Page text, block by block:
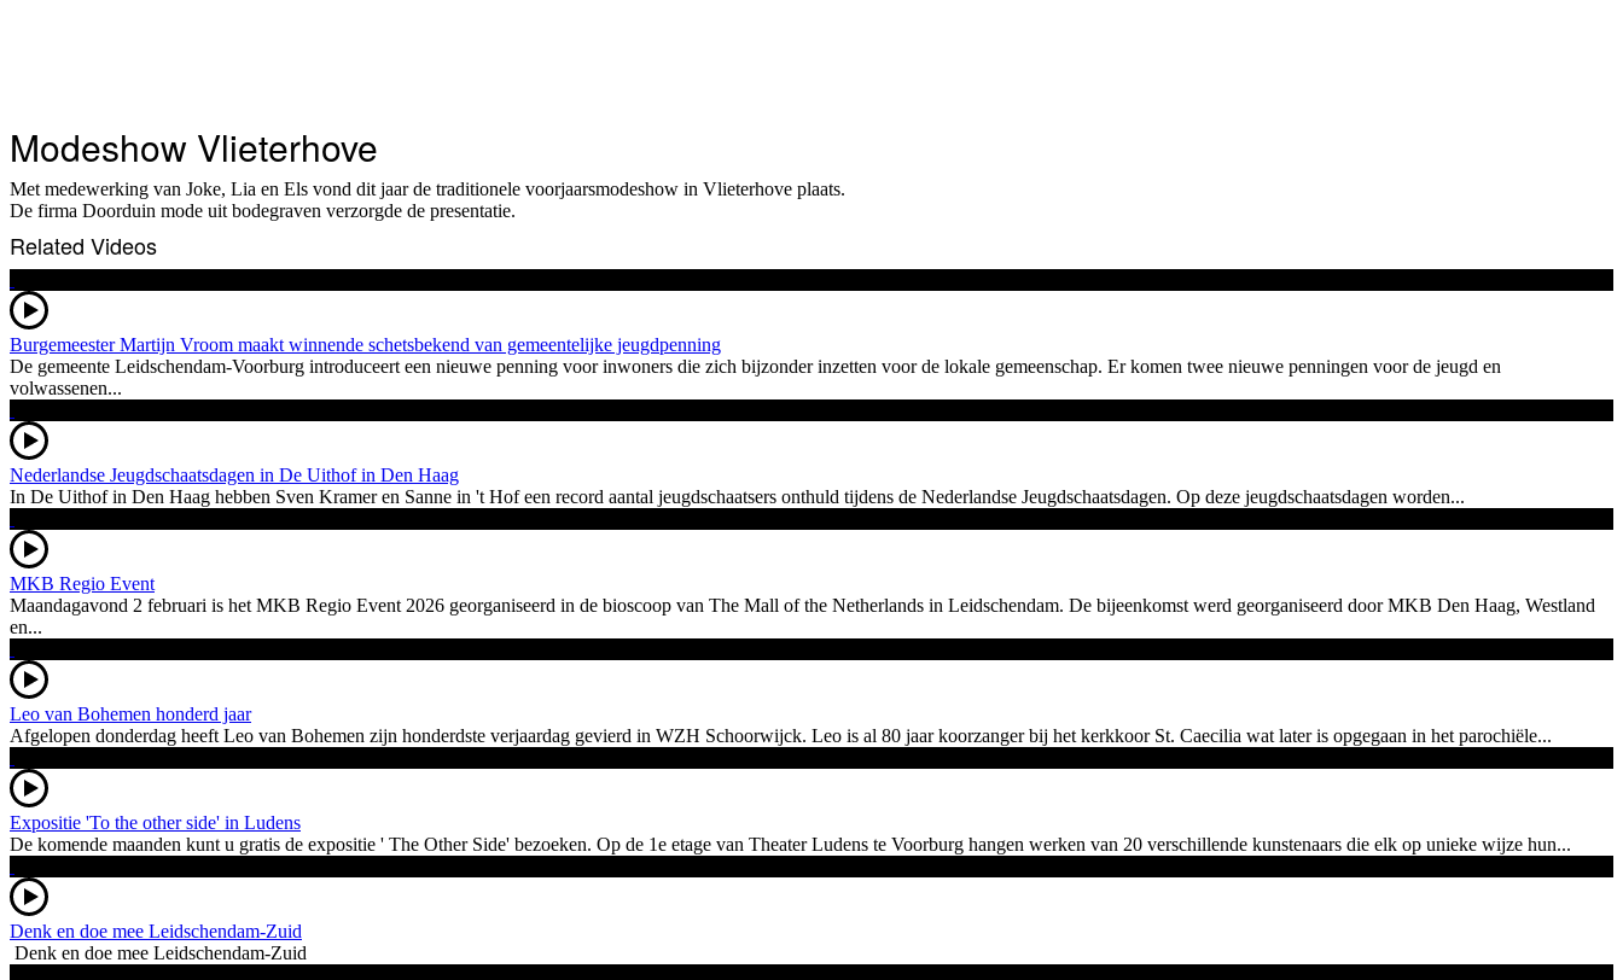
Modeshow Vlieterhove
Met medewerking van Joke, Lia en Els vond dit jaar de traditionele voorjaarsmodeshow in Vlieterhove plaats.
De firma Doorduin mode uit bodegraven verzorgde de presentatie.
Related Videos
Burgemeester Martijn Vroom maakt winnende schetsbekend van gemeentelijke jeugdpenning
De gemeente Leidschendam-Voorburg introduceert een nieuwe penning voor inwoners die zich bijzonder inzetten voor de lokale gemeenschap. Er komen twee nieuwe penningen voor de jeugd en
volwassenen...
Nederlandse Jeugdschaatsdagen in De Uithof in Den Haag
In De Uithof in Den Haag hebben Sven Kramer en Sanne in 't Hof een record aantal jeugdschaatsers onthuld tijdens de Nederlandse Jeugdschaatsdagen. Op deze jeugdschaatsdagen worden...
MKB Regio Event
Maandagavond 2 februari is het MKB Regio Event 2026 georganiseerd in de bioscoop van The Mall of the Netherlands in Leidschendam. De bijeenkomst werd georganiseerd door MKB Den Haag, Westland
en...
Leo van Bohemen honderd jaar
Afgelopen donderdag heeft Leo van Bohemen zijn honderdste verjaardag gevierd in WZH Schoorwijck. Leo is al 80 jaar koorzanger bij het kerkkoor St. Caecilia wat later is opgegaan in het parochiële...
Expositie 'To the other side' in Ludens
De komende maanden kunt u gratis de expositie ' The Other Side' bezoeken. Op de 1e etage van Theater Ludens te Voorburg hangen werken van 20 verschillende kunstenaars die elk op unieke wijze hun...
Denk en doe mee Leidschendam-Zuid
Denk en doe mee Leidschendam-Zuid